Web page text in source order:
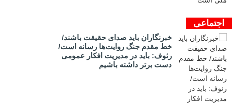
اجتماعی
خبرنگاران باید صدای حقیقت باشند/
خط مقدم جنگ روایت‌ها رسانه است/
رئوف: باید در مدیریت افکار عمومی
دست برتر داشته باشیم